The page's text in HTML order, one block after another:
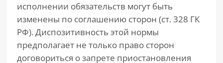
исполнении обязательств могут быть
изменены по соглашению сторон (ст. 328 ГК
РФ). Диспозитивность этой нормы
предполагает не только право сторон
договориться о запрете приостановления